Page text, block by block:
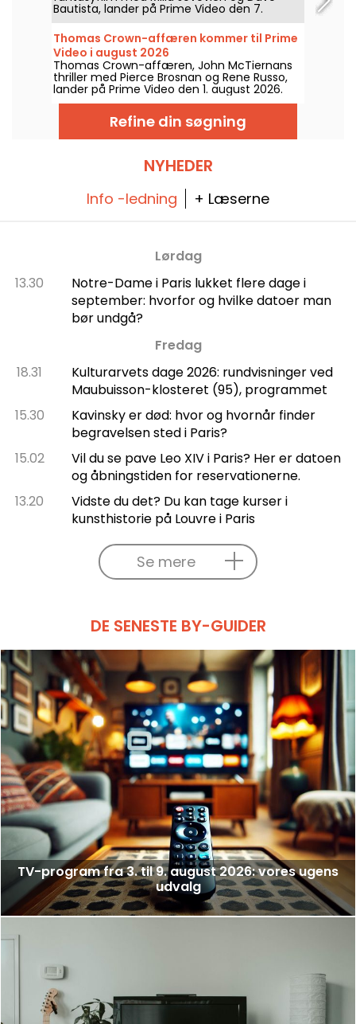
Bautista, lander på Prime Video den 7.
august 2026.
Thomas Crown-affæren kommer til Prime
Video i august 2026
Thomas Crown-affæren, John McTiernans
thriller med Pierce Brosnan og Rene Russo,
lander på Prime Video den 1. august 2026.
Refine din søgning
NYHEDER
Info -ledning + Læserne
Lørdag
13.30
Notre-Dame i Paris lukket flere dage i
september: hvorfor og hvilke datoer man
bør undgå?
Fredag
18.31
Kulturarvets dage 2026: rundvisninger ved
Maubuisson-klosteret (95), programmet
15.30
Kavinsky er død: hvor og hvornår finder
begravelsen sted i Paris?
15.02
Vil du se pave Leo XIV i Paris? Her er datoen
og åbningstiden for reservationerne.
13.20
Vidste du det? Du kan tage kurser i
kunsthistorie på Louvre i Paris
Se mere
DE SENESTE BY-GUIDER
TV-program fra 3. til 9. august 2026: vores ugens
udvalg